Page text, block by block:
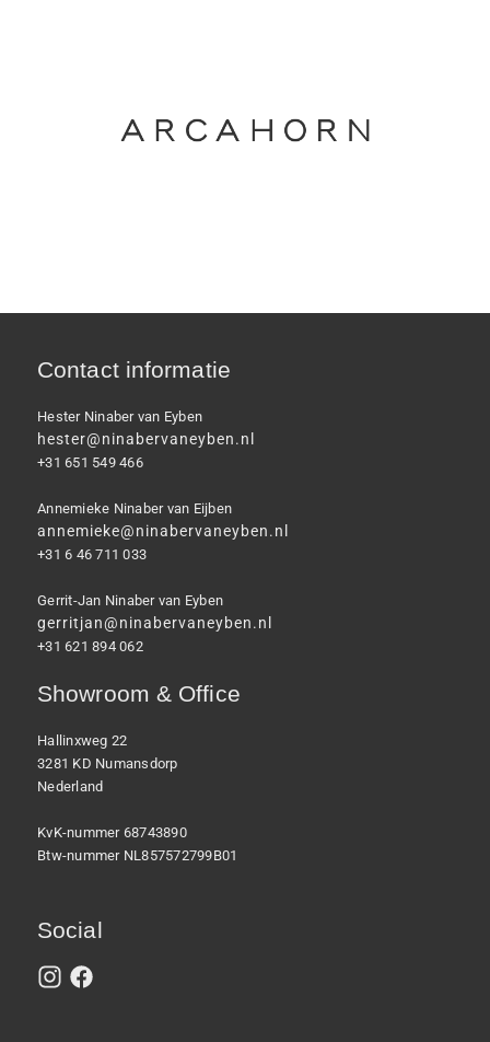
Contact informatie
Hester Ninaber van Eyben
hester@ninabervaneyben.nl
+31 651 549 466
Annemieke Ninaber van Eijben
annemieke@ninabervaneyben.nl
+31 6 46 711 033
Gerrit-Jan Ninaber van Eyben
gerritjan@ninabervaneyben.nl
+31 621 894 062
Showroom & Office
Hallinxweg 22
3281 KD Numansdorp
Nederland
KvK-nummer 68743890
Btw-nummer NL857572799B01
Social